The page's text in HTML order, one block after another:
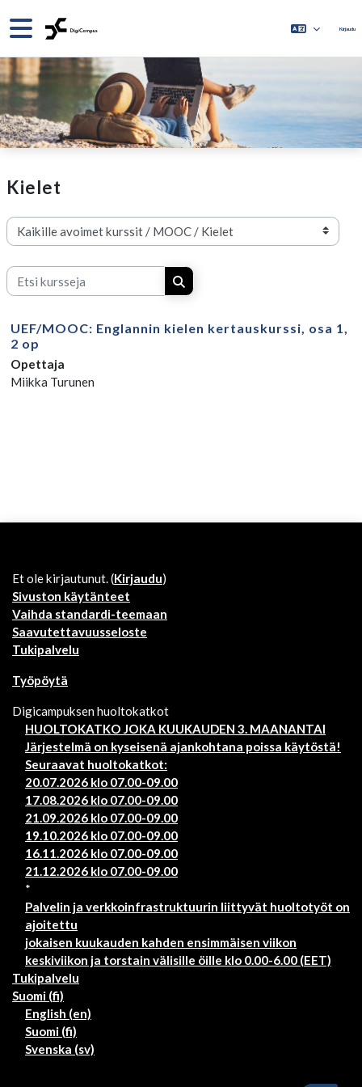
Sivupaneeli Kirjaudu
Kielet
Kurssikategoriat
Etsi kursseja
Etsi kursseja
UEF/MOOC: Englannin kielen kertauskurssi, osa 1,
2 op
Opettaja
Miikka Turunen
Et ole kirjautunut. (Kirjaudu)
Sivuston käytänteet
Vaihda standardi-teemaan
Saavutettavuusseloste
Tukipalvelu
Työpöytä
Digicampuksen huoltokatkot
HUOLTOKATKO JOKA KUUKAUDEN 3. MAANANTAI
Järjestelmä on kyseisenä ajankohtana poissa käytöstä!
Seuraavat huoltokatkot:
20.07.2026 klo 07.00-09.00
17.08.2026 klo 07.00-09.00
21.09.2026 klo 07.00-09.00
19.10.2026 klo 07.00-09.00
16.11.2026 klo 07.00-09.00
21.12.2026 klo 07.00-09.00
*
Palvelin ja verkkoinfrastruktuurin liittyvät huoltotyöt on
ajoitettu
jokaisen kuukauden kahden ensimmäisen viikon
keskiviikon ja torstain välisille öille klo 0.00-6.00 (EET)
Tukipalvelu
Suomi ‎(fi)‎
English ‎(en)‎
Suomi ‎(fi)‎
Svenska ‎(sv)‎